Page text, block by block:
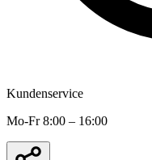
Kundenservice
Mo-Fr 8:00 – 16:00